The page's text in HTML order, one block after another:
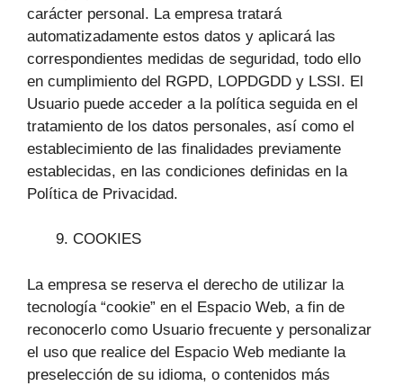
carácter personal. La empresa tratará
automatizadamente estos datos y aplicará las
correspondientes medidas de seguridad, todo ello
en cumplimiento del RGPD, LOPDGDD y LSSI. El
Usuario puede acceder a la política seguida en el
tratamiento de los datos personales, así como el
establecimiento de las finalidades previamente
establecidas, en las condiciones definidas en la
Política de Privacidad.
COOKIES
La empresa se reserva el derecho de utilizar la
tecnología “cookie” en el Espacio Web, a fin de
reconocerlo como Usuario frecuente y personalizar
el uso que realice del Espacio Web mediante la
preselección de su idioma, o contenidos más